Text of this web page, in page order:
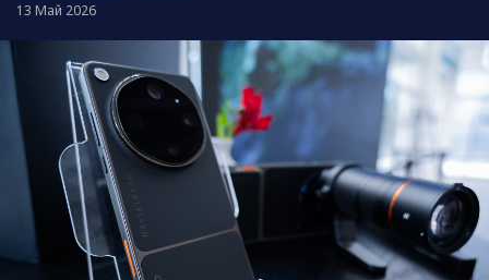
13 Май 2026